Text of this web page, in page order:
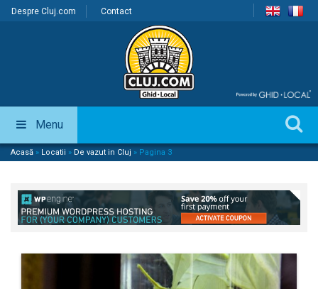
Despre Cluj.com Contact
Menu
Acasă » Locatii » De vazut in Cluj » Pagina 3